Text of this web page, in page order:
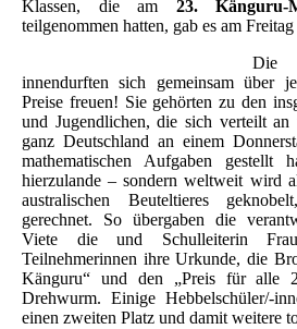
Klassen, die am 23. Känguru-
teilgenommen hatten, gab es am
Die
innendurften sich gemeinsam über
Preise freuen! Sie gehörten zu den
und Jugendlichen, die sich verteilt
ganz Deutschland an einem
mathematischen Aufgaben gestellt
hierzulande – sondern weltweit wird
australischen Beuteltieres
gerechnet. So übergaben die
Viete die und Schulleiterin
Teilnehmerinnen ihre Urkunde, die
Känguru“ und den „Preis für alle
Drehwurm. Einige Hebbelschüler/-
einen zweiten Platz und damit weitere